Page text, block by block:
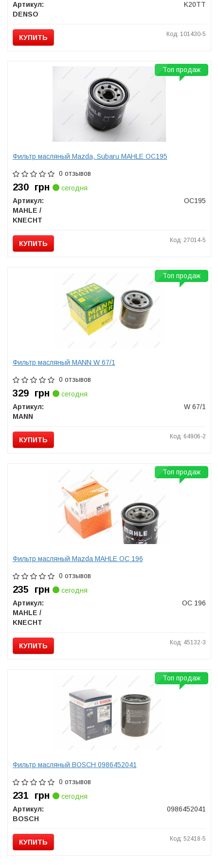
Артикул:
K20TT
DENSO
КУПИТЬ Код: 101430-5
Фильтр масляный Mazda, Subaru MAHLE OC195
0 отзывов
230 грн
сегодня
Артикул:
OC195
MAHLE /
KNECHT
КУПИТЬ Код: 27014-5
Топ продаж
Фильтр масляный MANN W 67/1
0 отзывов
329 грн
сегодня
Артикул:
W 67/1
MANN
КУПИТЬ Код: 64906-2
Топ продаж
Фильтр масляный Mazda MAHLE OC 196
0 отзывов
235 грн
сегодня
Артикул:
OC 196
MAHLE /
KNECHT
КУПИТЬ Код: 45132-3
Топ продаж
Фильтр масляный BOSCH 0986452041
0 отзывов
231 грн
сегодня
Артикул:
0986452041
BOSCH
КУПИТЬ Код: 52418-5
Топ продаж